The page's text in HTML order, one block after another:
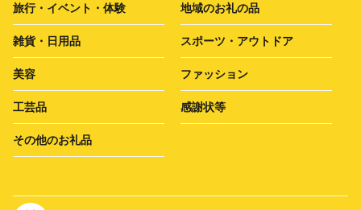
旅行・イベント・体験 地域のお礼の品
雑貨・日用品 スポーツ・アウトドア
美容 ファッション
工芸品 感謝状等
その他のお礼品